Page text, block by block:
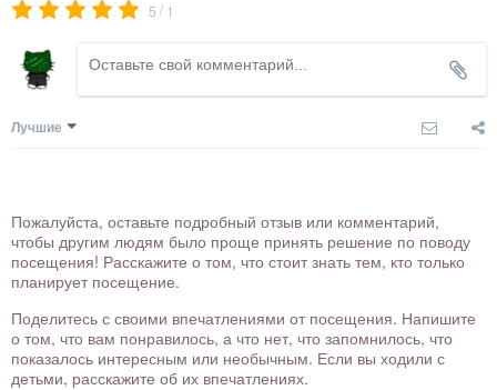
5 / 1
Лучшие
Пожалуйста, оставьте подробный отзыв или комментарий,
чтобы другим людям было проще принять решение по поводу
посещения! Расскажите о том, что стоит знать тем, кто только
планирует посещение.
Поделитесь с своими впечатлениями от посещения. Напишите
о том, что вам понравилось, а что нет, что запомнилось, что
показалось интересным или необычным. Если вы ходили с
детьми, расскажите об их впечатлениях.